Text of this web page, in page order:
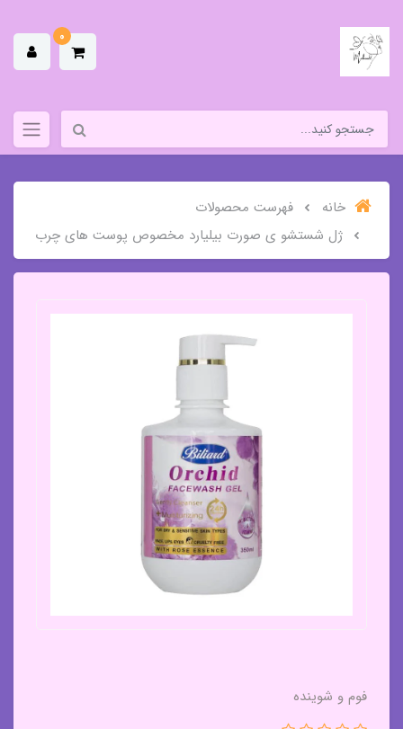
0
خانه
فهرست محصولات
ژل شستشو ی صورت بیلیارد مخصوص پوست های چرب
فوم و شوینده